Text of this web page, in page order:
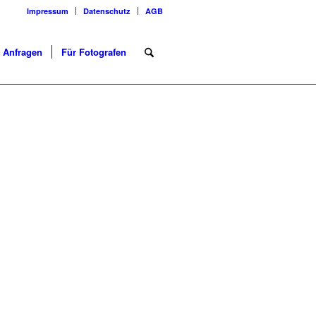
Impressum Datenschutz AGB
Anfragen Für Fotografen